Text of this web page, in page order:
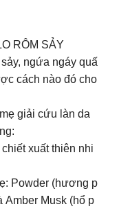
RÔM SẢY
ngứa ngáy quấ
cách nào đó cho
giải cứu làn da
xuất thiên nhi
Powder (hương p
Amber Musk (hổ p